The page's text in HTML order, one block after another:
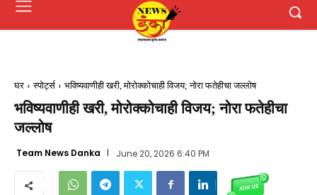
घर स्पोर्ट्स भविष्यवाणीही खरी, मोरोक्कोचाही विजय; नोरा फतेहीचा जल्लोष
भविष्यवाणीही खरी, मोरोक्कोचाही विजय; नोरा फतेहीचा
जल्लोष
Team News Danka June 20, 2026 6:40 PM